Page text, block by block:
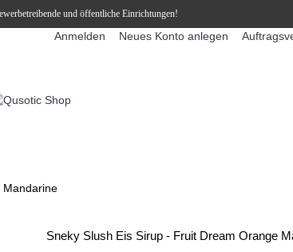
und öffentliche Einrichtungen!
Anmelden Neues Konto anlegen
Mandarine
Sneky Slush Eis Sirup - Fruit Dream Orange